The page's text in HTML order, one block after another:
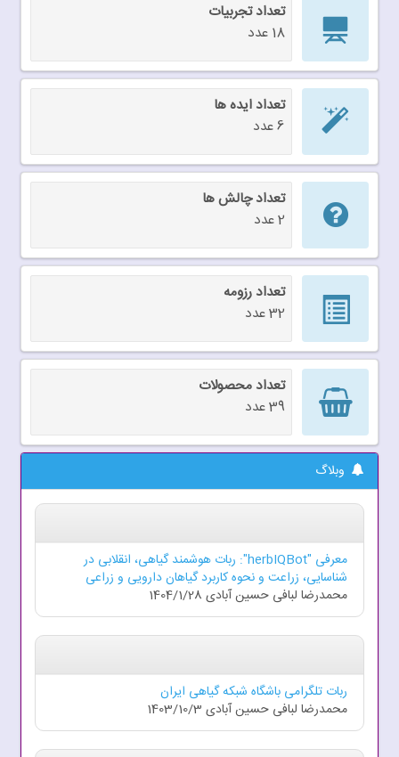
تعداد تجربیات
18 عدد
تعداد ایده ها
6 عدد
تعداد چالش ها
2 عدد
تعداد رزومه
32 عدد
تعداد محصولات
39 عدد
وبلاگ
معرفی "herbIQBot": ربات هوشمند گیاهی، انقلابی در
شناسایی، زراعت و نحوه کاربرد گیاهان دارویی و زراعی
محمدرضا لبافی حسین آبادی 1404/1/28
ربات تلگرامی باشگاه شبکه گیاهی ایران
محمدرضا لبافی حسین آبادی 1403/10/3